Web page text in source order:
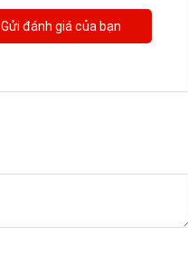
Gửi đánh giá của bạn